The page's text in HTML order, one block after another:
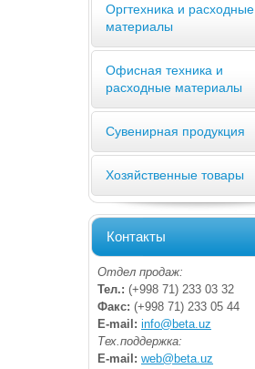
Оргтехника и расходные
материалы
Офисная техника и
расходные материалы
Сувенирная продукция
Хозяйственные товары
Контакты
Отдел продаж:
Тел.: (+998 71) 233 03 32
Факс: (+998 71) 233 05 44
E-mail: info@beta.uz
Тех.поддержка:
E-mail: web@beta.uz